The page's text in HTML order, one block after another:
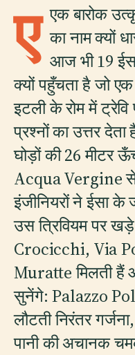
ए एक बारोक
का नाम क्यों
आज भी 19
क्यों पहुँचता है जो एक
इटली के रोम में
प्रश्नों का उत्तर
घोड़ों की 26 मीटर
Acqua Vergine से
इंजीनियरों ने ईसा
उस त्रिवियम पर
Crocicchi, Via
Muratte मिलती
सुनेंगे: Palazzo
लौटती निरंतर
पानी की अचानक